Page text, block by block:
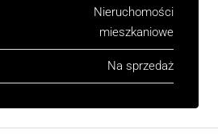
Nieruchomości
mieszkaniowe
Na sprzedaż